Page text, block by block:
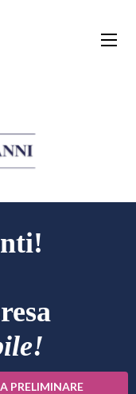
PRELIMINARE